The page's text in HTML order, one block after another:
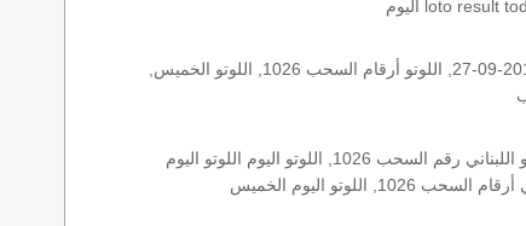
الأرقام الستة الاساسية, اللوتو اللبناني هذا اليوم اللوتو اليوم, اللوتو 1026 عو رقم سحب اللوتو ١٠٢٦ بالحرف العربية اللوتو 1718, اللوتو 2012-09-27, اللوتو أرقام السحب 1026, اللوتو الخميس,
اللوتو اللبناني الخميس, اللوتو اللبناني الخميس اللوتو اللبناني الخميس 2012-09-27, اللوتو اللبناني اليوم اللوتو اللبناني رقم السحب اللوتو اللبناني رقم السحب 1026, اللوتو اليوم اللوتو اليوم